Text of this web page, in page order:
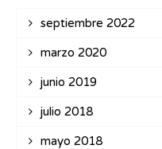
septiembre 2022
marzo 2020
junio 2019
julio 2018
mayo 2018